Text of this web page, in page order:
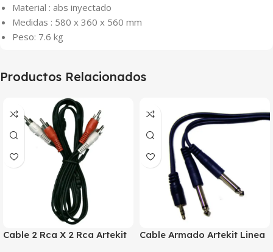
Material : abs inyectado
Medidas : 580 x 360 x 560 mm
Peso: 7.6 kg
Productos Relacionados
Cable 2 Rca X 2 Rca Artekit
Cable Armado Artekit Linea